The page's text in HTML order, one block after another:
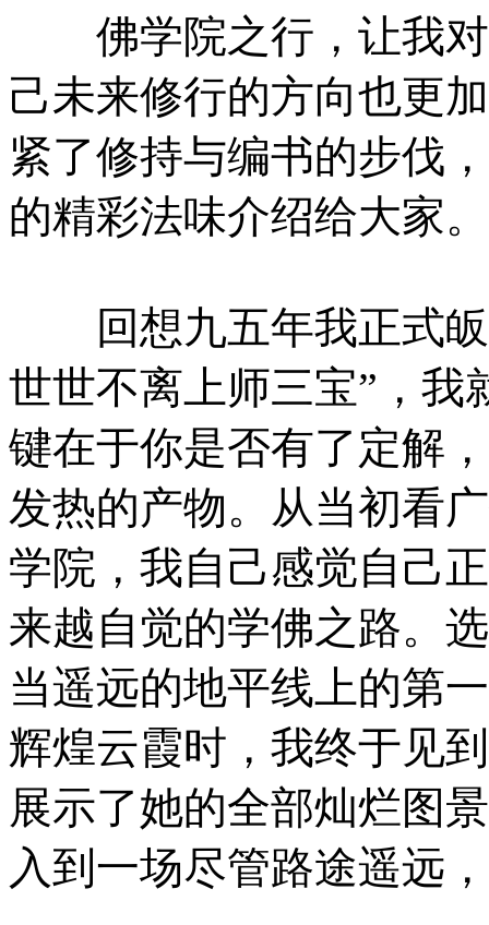
佛学院之行，让我对
己未来修行的方向也更
紧了修持与编书的步伐
的精彩法味介绍给大家。
回想九五年我正式皈
世世不离上师三宝”，我
键在于你是否有了定解
发热的产物。从当初看
学院，我自己感觉自己
来越自觉的学佛之路。
当遥远的地平线上的第
辉煌云霞时，我终于见
展示了她的全部灿烂图
入到一场尽管路途遥远